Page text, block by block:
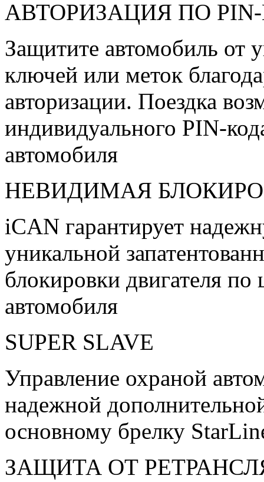
АВТОРИЗАЦИЯ ПО
Защитите автомобиль от
ключей или меток
авторизации. Поездка
индивидуального PIN-
автомобиля
НЕВИДИМАЯ
iCAN гарантирует
уникальной
блокировки двигателя
автомобиля
SUPER SLAVE
Управление охраной
надежной
основному брелку
ЗАЩИТА ОТ